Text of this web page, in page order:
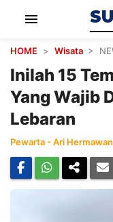
menu
HOME > Wisata >
Inilah 15
Yang Wajib
Lebaran
Pewarta - Ari Hermawan